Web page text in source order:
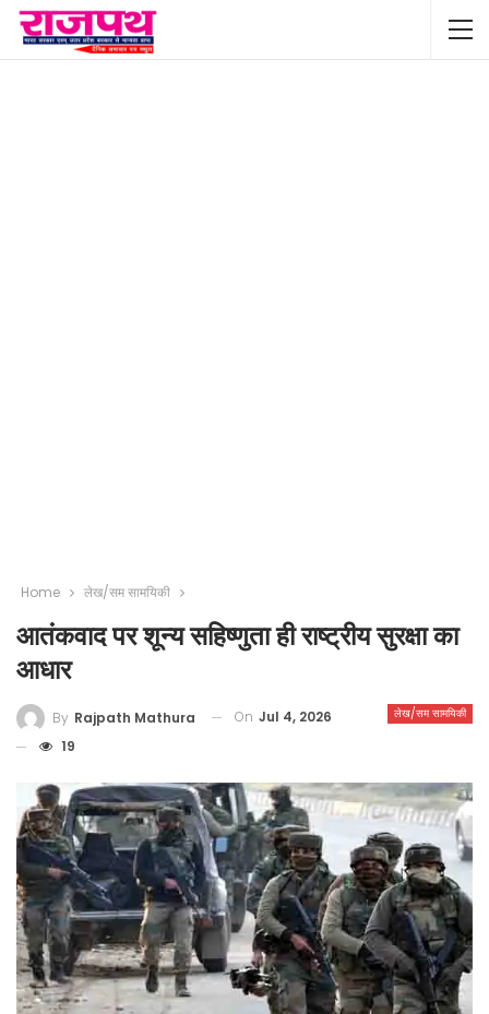
Home लेख/सम सामयिकी
आतंकवाद पर शून्य सहिष्णुता ही राष्ट्रीय सुरक्षा का
आधार
लेख/सम सामयिकी
By Rajpath Mathura On Jul 4, 2026
19